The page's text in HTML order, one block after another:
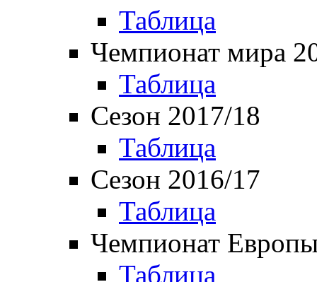
Таблица
Чемпионат мира
Таблица
Сезон 2017/18
Таблица
Сезон 2016/17
Таблица
Чемпионат
Таблица